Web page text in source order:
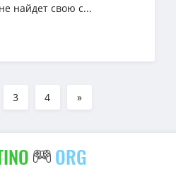
найдет свою с...
3 4 »
ORG